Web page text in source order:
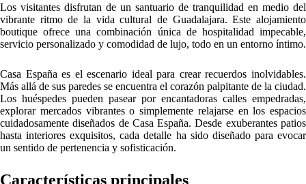
Los visitantes disfrutan de un santuario de tranquilidad en medio del
vibrante ritmo de la vida cultural de Guadalajara. Este alojamiento
boutique ofrece una combinación única de hospitalidad impecable,
servicio personalizado y comodidad de lujo, todo en un entorno íntimo.
Casa España es el escenario ideal para crear recuerdos inolvidables.
Más allá de sus paredes se encuentra el corazón palpitante de la ciudad.
Los huéspedes pueden pasear por encantadoras calles empedradas,
explorar mercados vibrantes o simplemente relajarse en los espacios
cuidadosamente diseñados de Casa España. Desde exuberantes patios
hasta interiores exquisitos, cada detalle ha sido diseñado para evocar
un sentido de pertenencia y sofisticación.
Características principales